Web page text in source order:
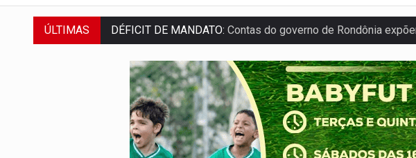
ÚLTIMAS DÉFICIT DE MANDATO: Contas do governo de Rondônia
CREDIBILIDADE:Superintendentes da PF defendem
ALIANÇA PODEROSA:Chapa vitaminada pode alcançar larga
SÃO PAULO:PM abre concurso público com 2.000 vagas para
CINEAMAZÔNIA:Filmes rondonienses provocam debate